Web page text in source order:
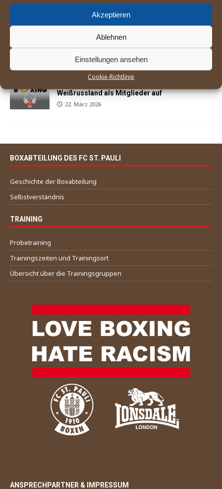
Akzeptieren
Ablehnen
Einstellungen ansehen
Cookie-Richtlinie
Siegen in Buxtehude auf den Kiez zurück
29. März 2026
Weißrussland als Mitglieder auf
22. März 2026
BOXABTEILUNG DES FC ST. PAULI
Geschichte der Boxabteilung
Selbstverständnis
TRAINING
Probetraining
Trainingszeiten und Trainingsort
Übersicht über die Trainingsgruppen
ANSPRECHPARTNER & IMPRESSUM